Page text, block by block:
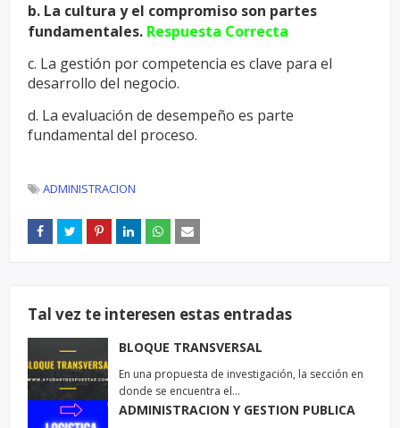
b. La cultura y el compromiso son partes
fundamentales. Respuesta Correcta
c. La gestión por competencia es clave para el
desarrollo del negocio.
d. La evaluación de desempeño es parte
fundamental del proceso.
ADMINISTRACION
Tal vez te interesen estas entradas
BLOQUE TRANSVERSAL
En una propuesta de investigación, la sección en
donde se encuentra el…
ADMINISTRACION Y GESTION PUBLICA